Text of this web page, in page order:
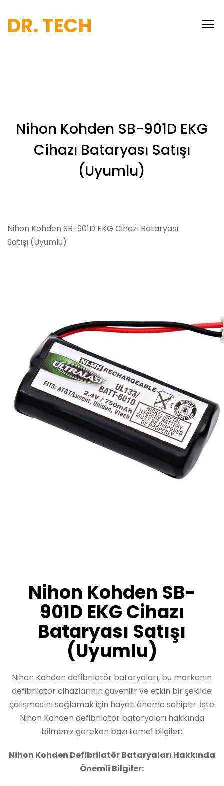
DR. TECH
Nihon Kohden SB-901D EKG
Cihazı Bataryası Satışı
(Uyumlu)
Nihon Kohden SB-901D EKG Cihazı Bataryası
Satışı (Uyumlu)
Nihon Kohden SB-
901D EKG Cihazı
Bataryası Satışı
(Uyumlu)
Nihon Kohden defibrilatör bataryaları, bu markanın
defibrilatör cihazlarının güvenilir ve etkin bir şekilde
çalışmasını sağlamak için hayati öneme sahiptir. İşte
Nihon Kohden defibrilatör bataryaları hakkında
bilmeniz gereken bazı temel bilgiler:
Nihon Kohden Defibrilatör Bataryaları Hakkında
Önemli Bilgiler: